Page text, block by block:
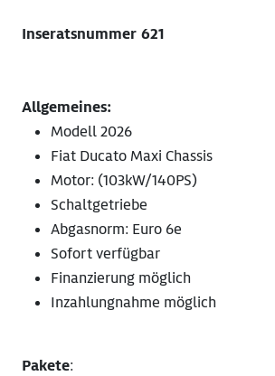
Inseratsnummer 621
Allgemeines:
Modell 2026
Fiat Ducato Maxi Chassis
Motor: (103kW/140PS)
Schaltgetriebe
Abgasnorm: Euro 6e
Sofort verfügbar
Finanzierung möglich
Inzahlungnahme möglich
Pakete: